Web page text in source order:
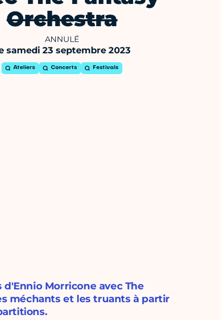
Orchestra
ANNULÉ
samedi 23 septembre 2023
Ateliers Concerts Festivals
Morricone avec The
méchants et les truants à partir